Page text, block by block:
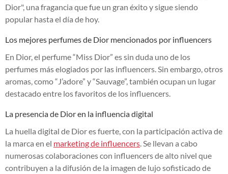
Dior", una fragancia que fue un gran éxito y sigue siendo
popular hasta el día de hoy.
Los mejores perfumes de Dior mencionados por influencers
En Dior, el perfume “Miss Dior” es sin duda uno de los
perfumes más elogiados por las influencers. Sin embargo, otros
aromas, como “J’adore” y “Sauvage”, también ocupan un lugar
destacado entre los favoritos de los influencers.
La presencia de Dior en la influencia digital
La huella digital de Dior es fuerte, con la participación activa de
la marca en el marketing de influencers . Se llevan a cabo
numerosas colaboraciones con influencers de alto nivel que
contribuyen a la difusión de la imagen de lujo sofisticado de